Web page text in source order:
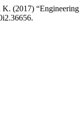
(2017)